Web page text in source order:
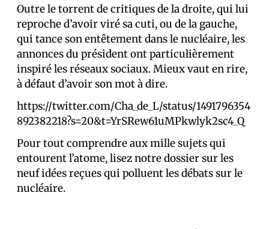
Outre le torrent de critiques de la droite, qui lui
reproche d’avoir viré sa cuti, ou de la gauche,
qui tance son entêtement dans le nucléaire, les
annonces du président ont particulièrement
inspiré les réseaux sociaux. Mieux vaut en rire,
à défaut d’avoir son mot à dire.
https://twitter.com/Cha_de_L/status/1491796354
892382218?s=20&t=YrSRew61uMPkwlyk2sc4_Q
Pour tout comprendre aux mille sujets qui
entourent l’atome, lisez notre dossier sur les
neuf idées reçues qui polluent les débats sur le
nucléaire.